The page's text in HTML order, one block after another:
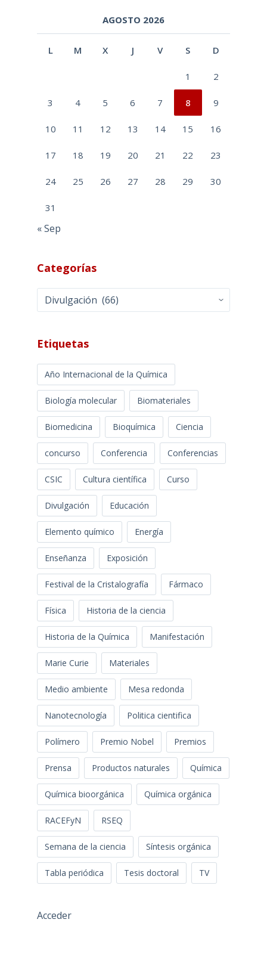
AGOSTO 2026
L M X J V S D
1 2
3 4 5 6 7 8 9
10 11 12 13 14 15 16
17 18 19 20 21 22 23
24 25 26 27 28 29 30
31
« Sep
Categorías
Categorías
Etiquetas
Año Internacional de la Química
Biología molecular Biomateriales
Biomedicina Bioquímica Ciencia
concurso Conferencia Conferencias
CSIC Cultura científica Curso
Divulgación Educación
Elemento químico Energía
Enseñanza Exposición
Festival de la Cristalografía Fármaco
Física Historia de la ciencia
Historia de la Química Manifestación
Marie Curie Materiales
Medio ambiente Mesa redonda
Nanotecnología Politica cientifica
Polímero Premio Nobel Premios
Prensa Productos naturales Química
Química bioorgánica Química orgánica
RACEFyN RSEQ
Semana de la ciencia Síntesis orgánica
Tabla periódica Tesis doctoral TV
Acceder